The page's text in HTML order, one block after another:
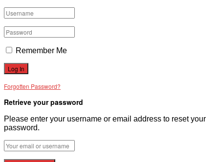
Remember Me
Forgotten Password?
Retrieve your password
Please enter your username or email address to reset your
password.